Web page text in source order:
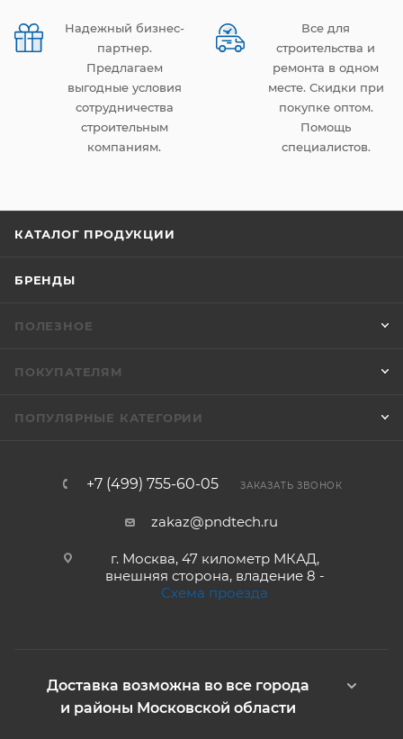
Надежный бизнес-
партнер.
Предлагаем
выгодные условия
сотрудничества
строительным
компаниям.
Все для
строительства и
ремонта в одном
месте. Скидки при
покупке оптом.
Помощь
специалистов.
КАТАЛОГ ПРОДУКЦИИ
БРЕНДЫ
ПОЛЕЗНОЕ
ПОКУПАТЕЛЯМ
ПОПУЛЯРНЫЕ КАТЕГОРИИ
+7 (499) 755-60-05 ЗАКАЗАТЬ ЗВОНОК
zakaz@pndtech.ru
г. Москва, 47 километр МКАД,
внешняя сторона, владение 8 -
Схема проезда
Доставка возможна во все города
и районы Московской области